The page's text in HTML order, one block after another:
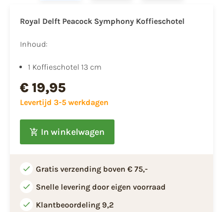
Royal Delft Peacock Symphony Koffieschotel
Inhoud:
1 Koffieschotel 13 cm
€ 19,95
Levertijd 3-5 werkdagen
In winkelwagen
Gratis verzending boven € 75,-
Snelle levering door eigen voorraad
Klantbeoordeling 9,2